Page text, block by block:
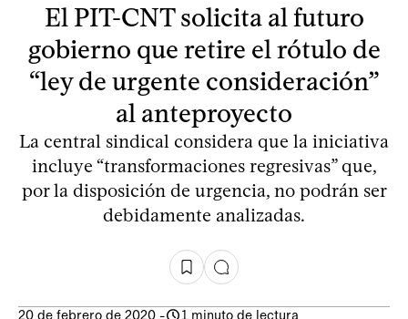
El PIT-CNT solicita al futuro
gobierno que retire el rótulo de
“ley de urgente consideración”
al anteproyecto
La central sindical considera que la iniciativa
incluye “transformaciones regresivas” que,
por la disposición de urgencia, no podrán ser
debidamente analizadas.
20 de febrero de 2020 - 1 minuto de lectura